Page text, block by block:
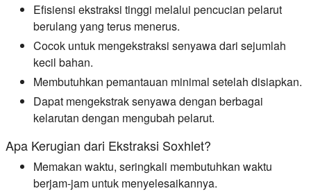
Efisiensi ekstraksi tinggi melalui pencucian pelarut
berulang yang terus menerus.
Cocok untuk mengekstraksi senyawa dari sejumlah
kecil bahan.
Membutuhkan pemantauan minimal setelah disiapkan.
Dapat mengekstrak senyawa dengan berbagai
kelarutan dengan mengubah pelarut.
Apa Kerugian dari Ekstraksi Soxhlet?
Memakan waktu, seringkali membutuhkan waktu
berjam-jam untuk menyelesaikannya.